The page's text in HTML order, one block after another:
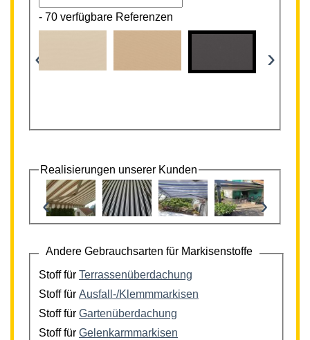
- 70 verfügbare Referenzen
‹ ›
Realisierungen unserer Kunden
‹ ›
Andere Gebrauchsarten für Markisenstoffe
Stoff für Terrassenüberdachung
Stoff für Ausfall-/Klemmmarkisen
Stoff für Gartenüberdachung
Stoff für Gelenkarmmarkisen